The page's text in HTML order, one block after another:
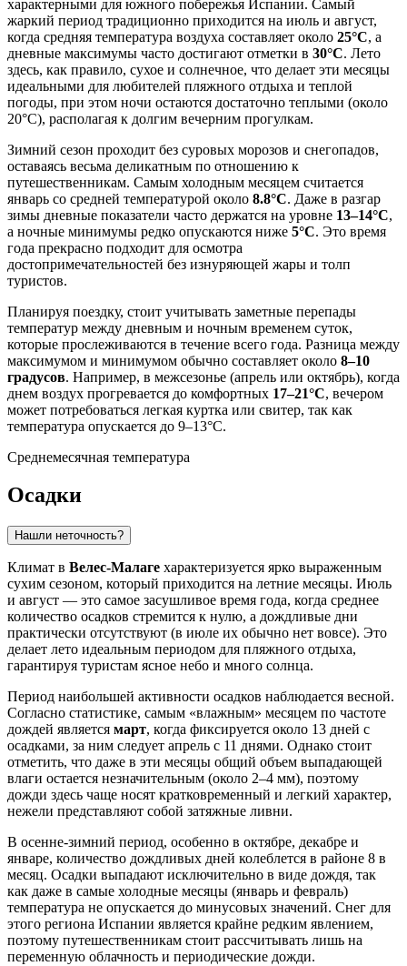
характерными для южного побережья Испании. Самый
жаркий период традиционно приходится на июль и август,
когда средняя температура воздуха составляет около 25°C, а
дневные максимумы часто достигают отметки в 30°C. Лето
здесь, как правило, сухое и солнечное, что делает эти месяцы
идеальными для любителей пляжного отдыха и теплой
погоды, при этом ночи остаются достаточно теплыми (около
20°C), располагая к долгим вечерним прогулкам.
Зимний сезон проходит без суровых морозов и снегопадов,
оставаясь весьма деликатным по отношению к
путешественникам. Самым холодным месяцем считается
январь со средней температурой около 8.8°C. Даже в разгар
зимы дневные показатели часто держатся на уровне 13–14°C,
а ночные минимумы редко опускаются ниже 5°C. Это время
года прекрасно подходит для осмотра
достопримечательностей без изнуряющей жары и толп
туристов.
Планируя поездку, стоит учитывать заметные перепады
температур между дневным и ночным временем суток,
которые прослеживаются в течение всего года. Разница между
максимумом и минимумом обычно составляет около 8–10
градусов. Например, в межсезонье (апрель или октябрь), когда
днем воздух прогревается до комфортных 17–21°C, вечером
может потребоваться легкая куртка или свитер, так как
температура опускается до 9–13°C.
Среднемесячная температура
Осадки
Нашли неточность?
Климат в Велес-Малаге характеризуется ярко выраженным
сухим сезоном, который приходится на летние месяцы. Июль
и август — это самое засушливое время года, когда среднее
количество осадков стремится к нулю, а дождливые дни
практически отсутствуют (в июле их обычно нет вовсе). Это
делает лето идеальным периодом для пляжного отдыха,
гарантируя туристам ясное небо и много солнца.
Период наибольшей активности осадков наблюдается весной.
Согласно статистике, самым «влажным» месяцем по частоте
дождей является март, когда фиксируется около 13 дней с
осадками, за ним следует апрель с 11 днями. Однако стоит
отметить, что даже в эти месяцы общий объем выпадающей
влаги остается незначительным (около 2–4 мм), поэтому
дожди здесь чаще носят кратковременный и легкий характер,
нежели представляют собой затяжные ливни.
В осенне-зимний период, особенно в октябре, декабре и
январе, количество дождливых дней колеблется в районе 8 в
месяц. Осадки выпадают исключительно в виде дождя, так
как даже в самые холодные месяцы (январь и февраль)
температура не опускается до минусовых значений. Снег для
этого региона Испании является крайне редким явлением,
поэтому путешественникам стоит рассчитывать лишь на
переменную облачность и периодические дожди.